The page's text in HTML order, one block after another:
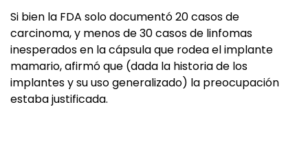
Si bien la FDA solo documentó 20 casos de
carcinoma, y menos de 30 casos de linfomas
inesperados en la cápsula que rodea el implante
mamario, afirmó que (dada la historia de los
implantes y su uso generalizado) la preocupación
estaba justificada.